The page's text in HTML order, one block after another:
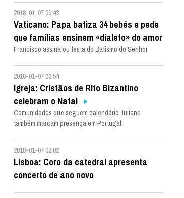
2018-01-07 09:43
Vaticano: Papa batiza 34 bebés e pede
que famílias ensinem «dialeto» do amor
Francisco assinalou festa do Batismo do Senhor
2018-01-07 02:54
Igreja: Cristãos de Rito Bizantino
celebram o Natal
Comunidades que seguem calendário Juliano
também marcam presença em Portugal
2018-01-07 02:02
Lisboa: Coro da catedral apresenta
concerto de ano novo